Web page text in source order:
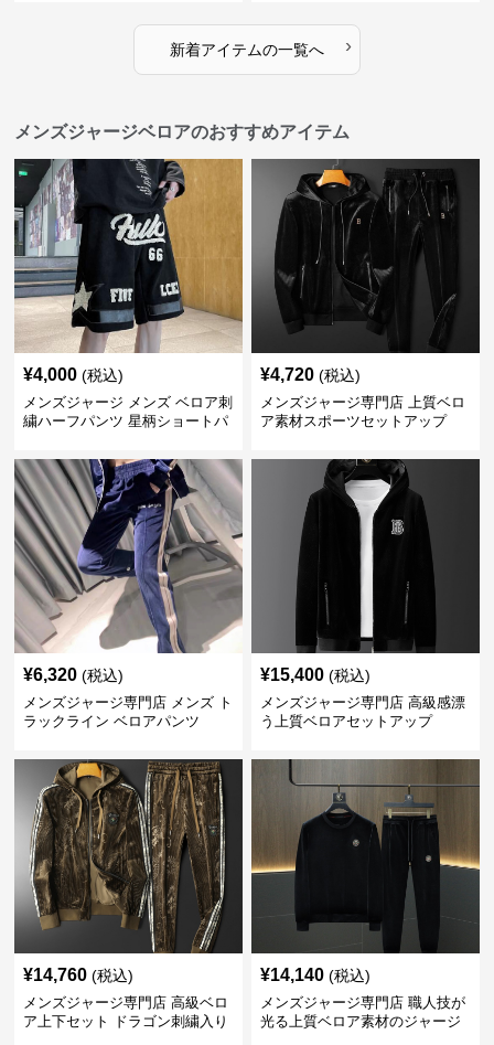
新着アイテムの一覧へ ›
メンズジャージベロアのおすすめアイテム
¥4,000 (税込)
メンズジャージ メンズ ベロア刺
繍ハーフパンツ 星柄ショートパ
¥4,720 (税込)
メンズジャージ専門店 上質ベロ
ア素材スポーツセットアップ
¥6,320 (税込)
メンズジャージ専門店 メンズ ト
ラックライン ベロアパンツ
¥15,400 (税込)
メンズジャージ専門店 高級感漂
う上質ベロアセットアップ
¥14,760 (税込)
メンズジャージ専門店 高級ベロ
ア上下セット ドラゴン刺繍入り
¥14,140 (税込)
メンズジャージ専門店 職人技が
光る上質ベロア素材のジャージ